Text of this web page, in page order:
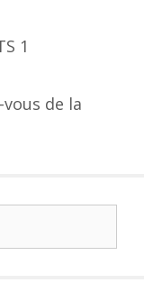
1
de la